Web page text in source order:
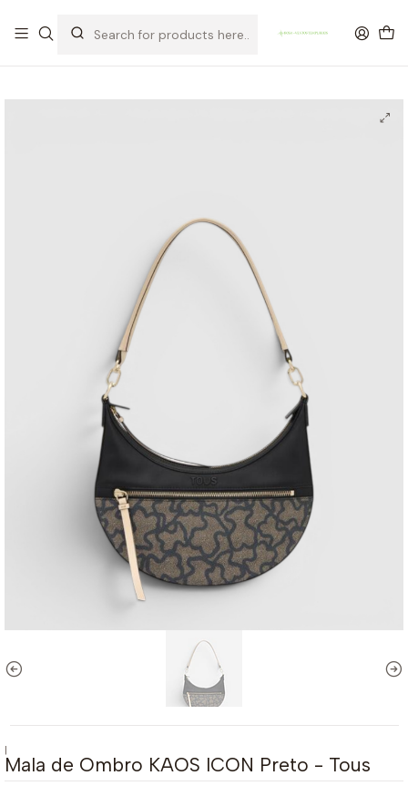
OFERTA DE PORTES DE ENVIO em compras para Portugal superiores a
80€ de artigos sem promoção
|
Mala de Ombro KAOS ICON Preto - Tous